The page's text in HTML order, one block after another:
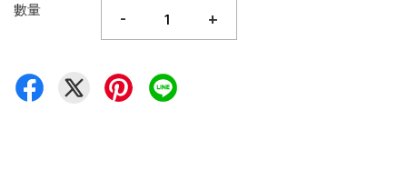
數量 - +